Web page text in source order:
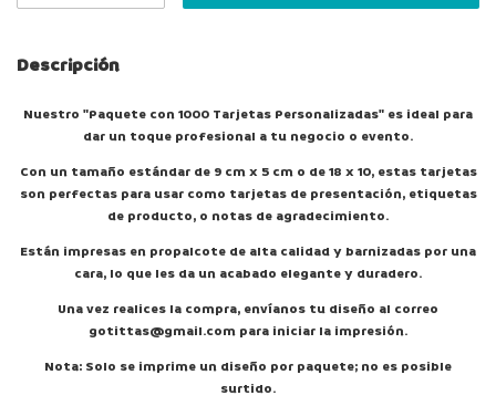
Descripción
Nuestro "Paquete con 1000 Tarjetas Personalizadas" es ideal para
dar un toque profesional a tu negocio o evento.
Con un tamaño estándar de 9 cm x 5 cm o de 18 x 10, estas tarjetas
son perfectas para usar como tarjetas de presentación, etiquetas
de producto, o notas de agradecimiento.
Están impresas en propalcote de alta calidad y barnizadas por una
cara, lo que les da un acabado elegante y duradero.
Una vez realices la compra, envíanos tu diseño al correo
gotittas@gmail.com para iniciar la impresión.
Nota: Solo se imprime un diseño por paquete; no es posible
surtido.